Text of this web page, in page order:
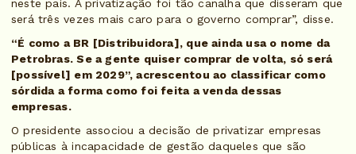
neste país. A privatização foi tão canalha que disseram que
será três vezes mais caro para o governo comprar”, disse.
“É como a BR [Distribuidora], que ainda usa o nome da
Petrobras. Se a gente quiser comprar de volta, só será
[possível] em 2029”, acrescentou ao classificar como
sórdida a forma como foi feita a venda dessas
empresas.
O presidente associou a decisão de privatizar empresas
públicas à incapacidade de gestão daqueles que são